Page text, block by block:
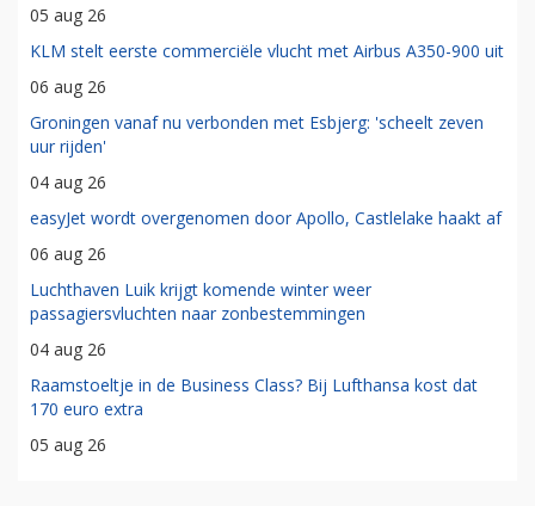
05 aug 26
KLM stelt eerste commerciële vlucht met Airbus A350-900 uit
06 aug 26
Groningen vanaf nu verbonden met Esbjerg: 'scheelt zeven
uur rijden'
04 aug 26
easyJet wordt overgenomen door Apollo, Castlelake haakt af
06 aug 26
Luchthaven Luik krijgt komende winter weer
passagiersvluchten naar zonbestemmingen
04 aug 26
Raamstoeltje in de Business Class? Bij Lufthansa kost dat
170 euro extra
05 aug 26